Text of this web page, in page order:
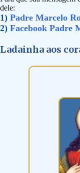
dele:
1) Padre Marcelo
2) Facebook Padre
Ladainha aos